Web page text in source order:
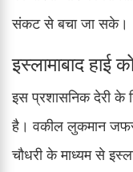
संकट से बचा जा सके।
इस्लामाबाद हाई
इस प्रशासनिक देरी के
है। वकील लुकमान
चौधरी के माध्यम से